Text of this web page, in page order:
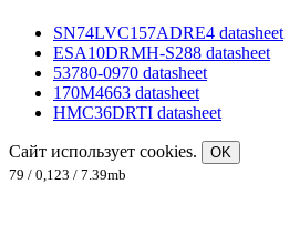
SN74LVC157ADRE4 datasheet
ESA10DRMH-S288 datasheet
53780-0970 datasheet
170M4663 datasheet
HMC36DRTI datasheet
Сайт использует cookies.
OK
79 / 0,123 / 7.39mb